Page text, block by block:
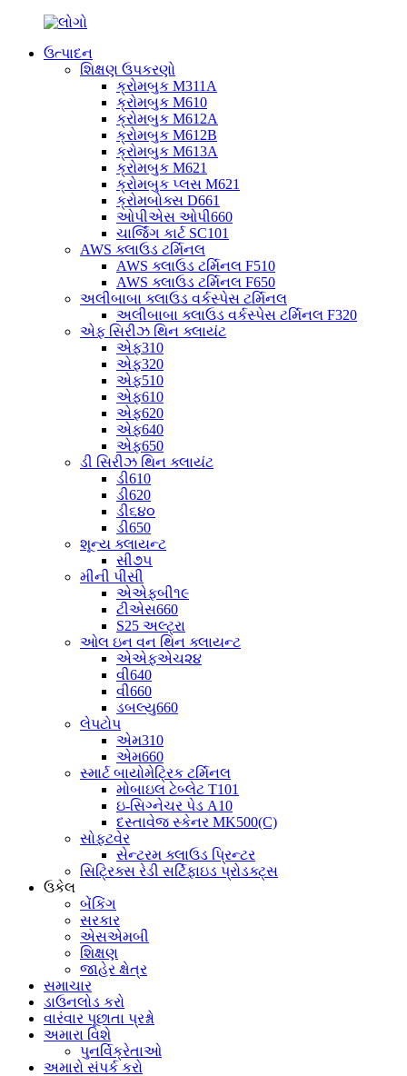
ઉત્પાદન
શિક્ષણ ઉપકરણો
ક્રોમબુક M311A
ક્રોમબુક M610
ક્રોમબુક M612A
ક્રોમબુક M612B
ક્રોમબુક M613A
ક્રોમબુક M621
ક્રોમબુક પ્લસ M621
ક્રોમબોક્સ D661
ઓપીએસ ઓપી660
ચાર્જિંગ કાર્ટ SC101
AWS ક્લાઉડ ટર્મિનલ
AWS ક્લાઉડ ટર્મિનલ F510
AWS ક્લાઉડ ટર્મિનલ F650
અલીબાબા ક્લાઉડ વર્કસ્પેસ ટર્મિનલ
અલીબાબા ક્લાઉડ વર્કસ્પેસ ટર્મિનલ F320
એફ સિરીઝ થિન ક્લાયંટ
એફ310
એફ320
એફ510
એફ610
એફ620
એફ640
એફ650
ડી સિરીઝ થિન ક્લાયંટ
ડી610
ડી620
ડી૬૪૦
ડી650
શૂન્ય ક્લાયન્ટ
સી૭૫
મીની પીસી
એએફબી૧૯
ટીએસ660
S25 અલ્ટ્રા
ઓલ ઇન વન થિન ક્લાયન્ટ
એએફએચ૨૪
વી640
વી660
ડબલ્યુ660
લેપટોપ
એમ310
એમ660
સ્માર્ટ બાયોમેટ્રિક ટર્મિનલ
મોબાઇલ ટેબ્લેટ T101
ઇ-સિગ્નેચર પેડ A10
દસ્તાવેજ સ્કેનર MK500(C)
સોફ્ટવેર
સેન્ટરમ ક્લાઉડ પ્રિન્ટર
સિટ્રિક્સ રેડી સર્ટિફાઇડ પ્રોડક્ટ્સ
ઉકેલ
બેંકિંગ
સરકાર
એસએમબી
શિક્ષણ
જાહેર ક્ષેત્ર
સમાચાર
ડાઉનલોડ કરો
વારંવાર પૂછાતા પ્રશ્નો
અમારા વિશે
પુનર્વિક્રેતાઓ
અમારો સંપર્ક કરો